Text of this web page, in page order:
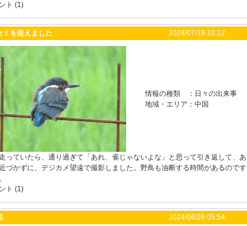
ト (1)
ミを捉えました 2024/07/18 10:12
情報の種類 ： 日々の出来事
地域・エリア ： 中国
っていたら、通り過ぎて「あれ、雀じゃないよな」と思って引き返して、あ
づかずに、デジカメ望遠で撮影しました。野鳥も油断する時間があるのです
ト (1)
2024/06/26 05:54